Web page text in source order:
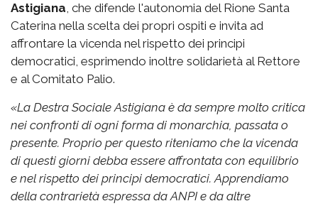
Astigiana, che difende l'autonomia del Rione Santa
Caterina nella scelta dei propri ospiti e invita ad
affrontare la vicenda nel rispetto dei principi
democratici, esprimendo inoltre solidarietà al Rettore
e al Comitato Palio.
«La Destra Sociale Astigiana è da sempre molto critica
nei confronti di ogni forma di monarchia, passata o
presente. Proprio per questo riteniamo che la vicenda
di questi giorni debba essere affrontata con equilibrio
e nel rispetto dei principi democratici.Apprendiamo
della contrarietà espressa da ANPI e da altre